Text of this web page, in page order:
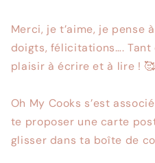
Merci, je t’aime, je pense
doigts, félicitations….
plaisir à écrire et à lire ! 🥰⁠
Oh My Cooks s’est
te proposer une carte
glisser dans ta boîte de